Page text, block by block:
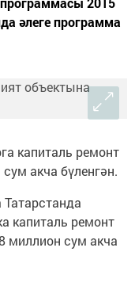
әлеге программа
капиталь ремонт
акча бүленгән.
капиталь ремонт
миллион сум акча